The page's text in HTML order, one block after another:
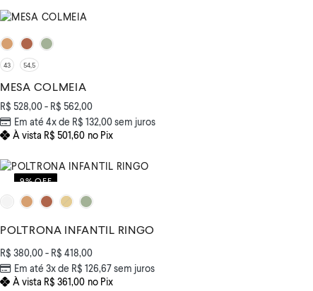
43 54,5
MESA COLMEIA
R$ 528,00- R$ 562,00
Em até 4x de R$ 132,00sem juros
À vista R$ 501,60 no Pix
9% OFF
POLTRONA INFANTIL RINGO
R$ 380,00- R$ 418,00
Em até 3x de R$ 126,67sem juros
À vista R$ 361,00 no Pix